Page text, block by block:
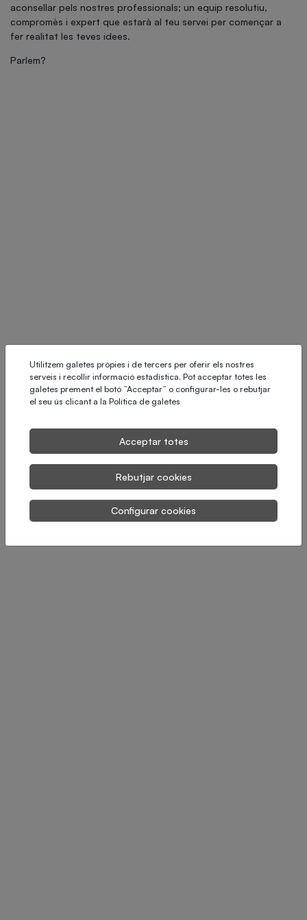
aconsellar pels nostres professionals; un equip resolutiu,
compromès i expert que estarà al teu servei per començar a
fer realitat les teves idees.
Parlem?
Utilitzem galetes pròpies i de tercers per oferir els nostres
serveis i recollir informació estadística. Pot acceptar totes les
galetes prement el botó ”Acceptar” o configurar-les o rebutjar
el seu ús clicant a la Política de galetes
Acceptar totes
Rebutjar cookies
Configurar cookies